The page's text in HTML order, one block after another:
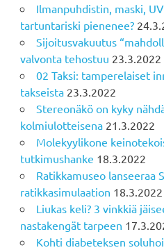
Ilmanpuhdistin, maski,
tartuntariski pienenee?
Sijoitusvakuutus
valvonta tehostuu 23.3.2022
02 Taksi: tamperelaiset
takseista 23.3.2022
Stereonäkö on kyky
kolmiulotteisena 21.3.2022
Molekyylikone
tutkimushanke 18.3.2022
Ratikkamuseo lanseeraa
ratikkasimulaation 18.3.2022
Liukas keli? 3 vinkkiä
nastakengät tarpeen
Kohti diabeteksen